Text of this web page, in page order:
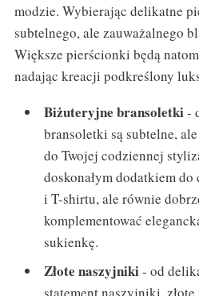
modzie. Wybierając delikatne
subtelnego, ale zauważalnego
Większe pierścionki będą
nadając kreacji podkreślony
Biżuteryjne bransoletki-
bransoletki są subtelne,
do Twojej codziennej
doskonałym dodatkiem
i T-shirtu, ale równie
komplementować
sukienkę.
Złote naszyjniki- od
statement naszyjniki,